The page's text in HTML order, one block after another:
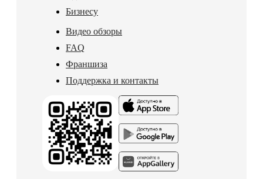
Бизнесу
Видео обзоры
FAQ
Франшиза
Поддержка и контакты